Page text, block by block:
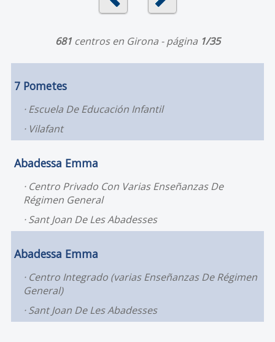
681centros en Girona - página 1/35
7 Pometes
Escuela De Educación Infantil
Vilafant
Abadessa Emma
Centro Privado Con Varias Enseñanzas De
Régimen General
Sant Joan De Les Abadesses
Abadessa Emma
Centro Integrado (varias Enseñanzas De Régimen
General)
Sant Joan De Les Abadesses